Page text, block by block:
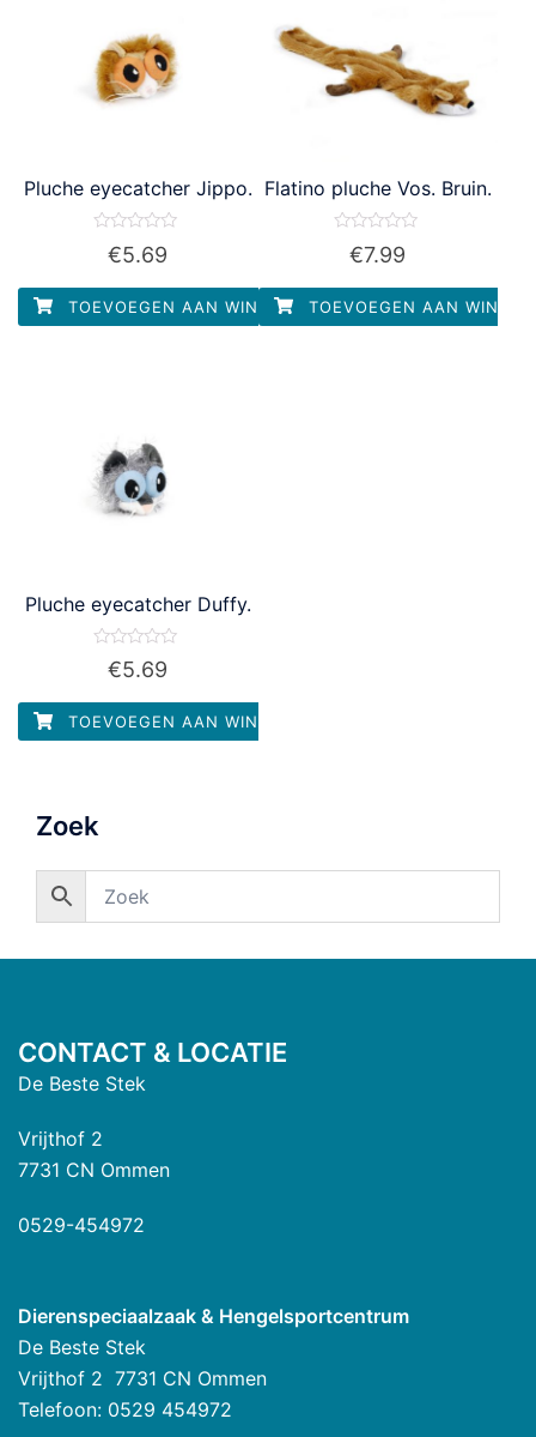
Pluche eyecatcher Jippo.
Waardering
5
€5.69
TOEVOEGEN AAN WINKELWAGEN
Flatino pluche Vos. Bruin.
Waardering
5
€7.99
TOEVOEGEN AAN
Pluche eyecatcher Duffy.
Waardering
5
€5.69
TOEVOEGEN AAN WINKELWAGEN
Zoek
CONTACT & LOCATIE
De Beste Stek
Vrijthof 2
7731 CN Ommen
0529-454972
Dierenspeciaalzaak & Hengelsportcentrum
De Beste Stek
Vrijthof 2 7731 CN Ommen
Telefoon: 0529 454972